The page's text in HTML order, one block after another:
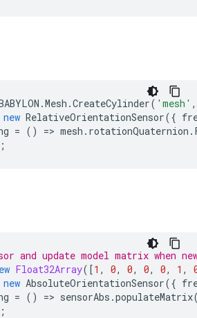
.Mesh .CreateCylinder( 'mesh' ,
new RelativeOrientationSensor({
= () => mesh . rotationQuaternion .
and update model matrix when
Float32Array([1 , 0, 0, 0, 0, 1 ,
new AbsoluteOrientationSensor({
= () => sensorAbs .populateMatrix